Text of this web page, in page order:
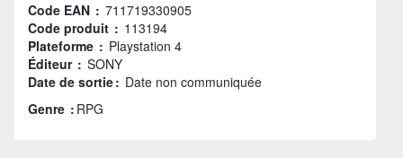
Code EAN : 711719330905
Code produit : 113194
Plateforme : Playstation 4
Éditeur : SONY
Date de sortie : Date non communiquée
Genre : RPG